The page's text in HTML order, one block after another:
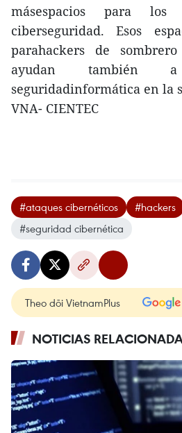
másespacios para
ciberseguridad. Esos
parahackers de
ayudan también
seguridadinformática en la
VNA- CIENTEC
#ataques cibernéticos
#hackers
#seguridad cibernética
Theo dõi VietnamPlus
NOTICIAS